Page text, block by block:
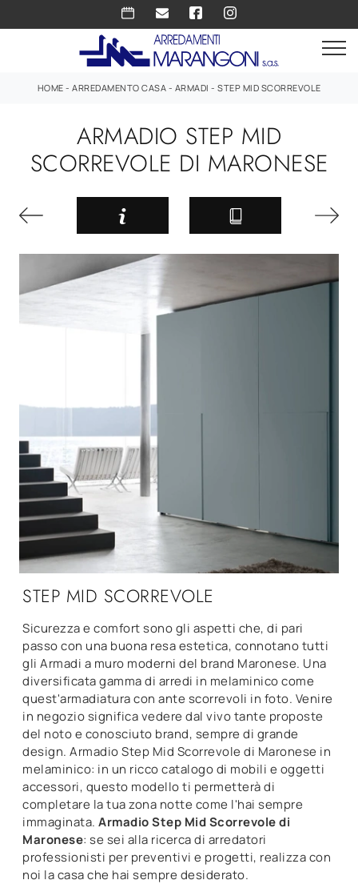
HOME - ARREDAMENTO CASA - ARMADI - STEP MID SCORREVOLE
ARMADIO STEP MID
SCORREVOLE DI MARONESE
STEP MID SCORREVOLE
Sicurezza e comfort sono gli aspetti che, di pari
passo con una buona resa estetica, connotano tutti
gli Armadi a muro moderni del brand Maronese. Una
diversificata gamma di arredi in melaminico come
quest'armadiatura con ante scorrevoli in foto. Venire
in negozio significa vedere dal vivo tante proposte
del noto e conosciuto brand, sempre di grande
design. Armadio Step Mid Scorrevole di Maronese in
melaminico: in un ricco catalogo di mobili e oggetti
accessori, questo modello ti permetterà di
completare la tua zona notte come l'hai sempre
immaginata. Armadio Step Mid Scorrevole di
Maronese: se sei alla ricerca di arredatori
professionisti per preventivi e progetti, realizza con
noi la casa che hai sempre desiderato.